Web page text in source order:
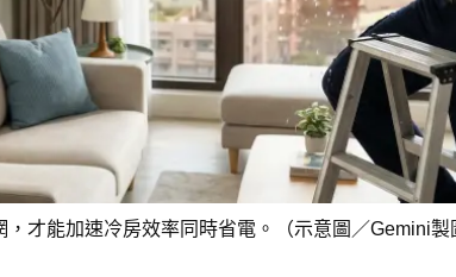
才能加速冷房效率同時省電。（示意圖／Gemini